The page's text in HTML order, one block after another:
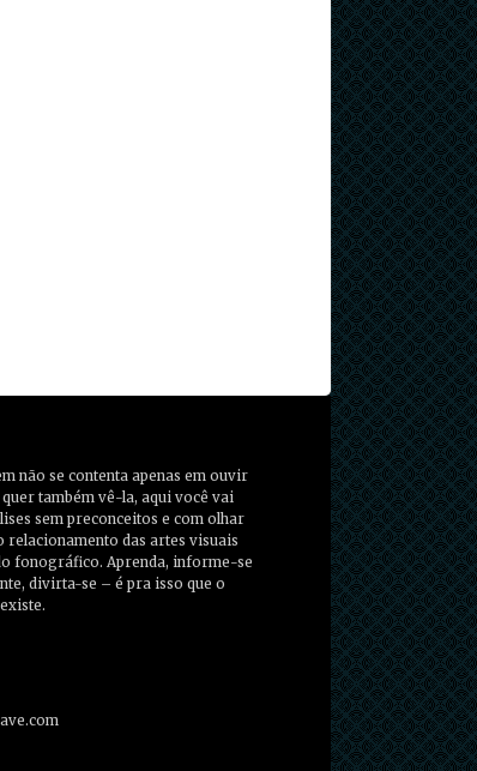
não se contenta apenas em ouvir
quer também vê-la, aqui você vai
sem preconceitos e com olhar
relacionamento das artes visuais
fonográfico. Aprenda, informe-se
divirta-se – é pra isso que o
existe.